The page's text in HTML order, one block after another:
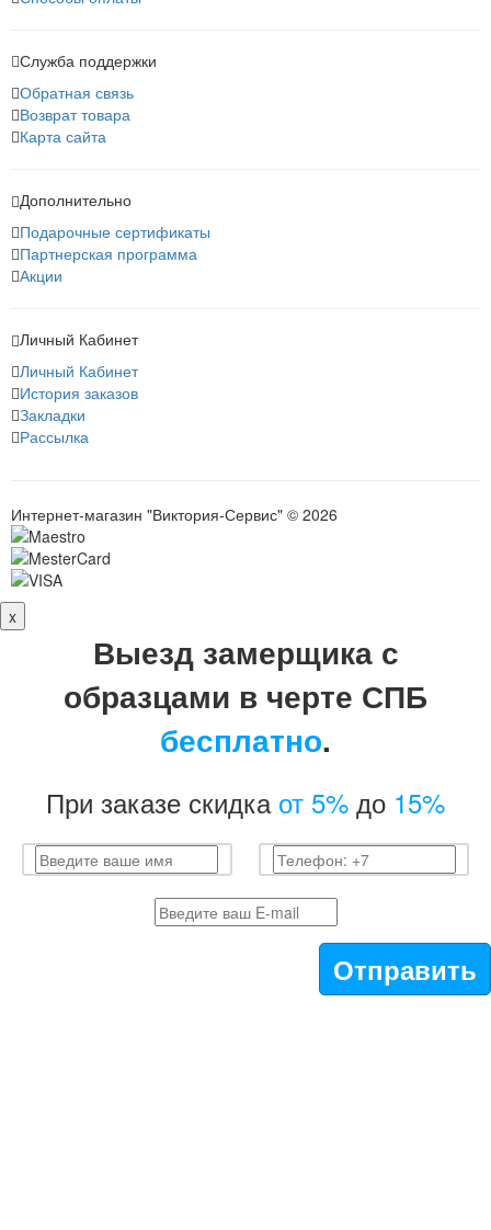
Служба поддержки
Обратная связь
Возврат товара
Карта сайта
Дополнительно
Подарочные сертификаты
Партнерская программа
Акции
Личный Кабинет
Личный Кабинет
История заказов
Закладки
Рассылка
Интернет-магазин "Виктория-Сервис" © 2026
x
Выезд замерщика с
образцами в черте СПБ
бесплатно.
При заказе скидка от 5% до 15%
Отправить